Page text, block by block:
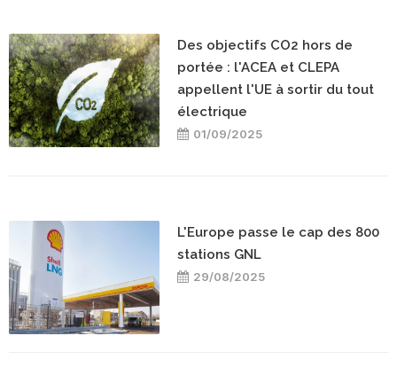
Des objectifs CO2 hors de
portée : l'ACEA et CLEPA
appellent l'UE à sortir du tout
électrique
01/09/2025
L'Europe passe le cap des 800
stations GNL
29/08/2025